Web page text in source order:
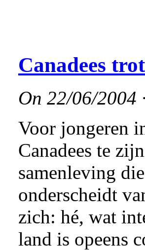
Canadees
On 22/06/2004
Voor jongeren
Canadees te
samenleving
onderscheidt
zich: hé, wat
land is opeens